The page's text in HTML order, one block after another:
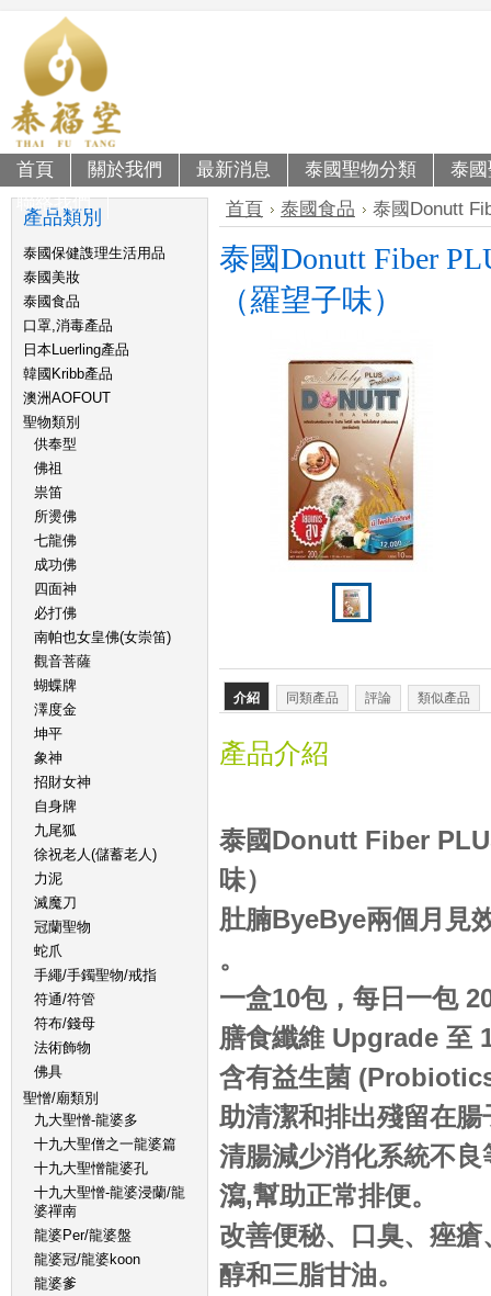
首頁 關於我們 最新消息 泰國聖物分類
泰
聯絡我們
產品類別
泰國保健謢理生活用品
泰國美妝
泰國食品
口罩,消毒產品
日本Luerling產品
韓國Kribb產品
澳洲AOFOUT
聖物類別
供奉型
佛祖
祟笛
所燙佛
七龍佛
成功佛
四面神
必打佛
南帕也女皇佛(女崇笛)
觀音菩薩
蝴蝶牌
澤度金
坤平
象神
招財女神
自身牌
九尾狐
徐祝老人(儲蓄老人)
力泥
滅魔刀
冠蘭聖物
蛇爪
手繩/手鐲聖物/戒指
符通/符管
符布/錢母
法術飾物
佛具
聖憎/廟類別
九大聖憎-龍婆多
十九大聖僧之一龍婆篇
十九大聖憎龍婆孔
十九大聖憎-龍婆浸蘭/龍
婆禪南
龍婆Per/龍婆盤
龍婆冠/龍婆koon
龍婆爹
首頁 泰國食品 泰國Donutt
泰國Donutt Fiber
（羅望子味）
介紹 同類產品 評論 類似產品
產品介紹
泰國Donutt Fiber
味）
肚腩ByeBye兩個月見
。
一盒10包，每日一包
膳食纖維 Upgrade 至
含有益生菌
助清潔和排出殘留在腸
清腸減少消化系統不
瀉,幫助正常排便。
改善便秘、口臭、痤
醇和三脂甘油。